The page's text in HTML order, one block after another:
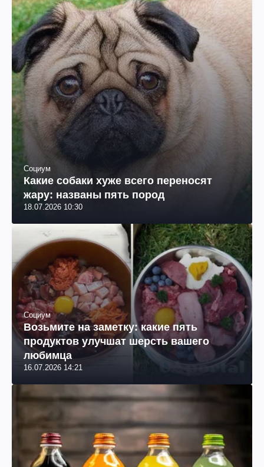
Социум
Какие собаки хуже всего переносят
жару: названы пять пород
18.07.2026 10:30
Социум
Возьмите на заметку: какие пять
продуктов улучшат шерсть вашего
любимца
16.07.2026 14:21